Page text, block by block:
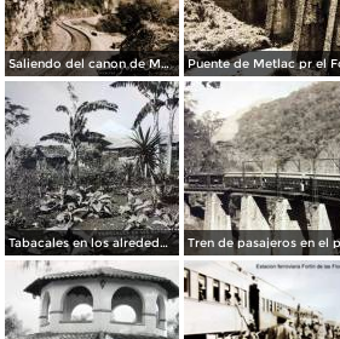
Saliendo del canon de Metlac Veracruz por La Sonora News & Co.
Tabacales en los alrededores.